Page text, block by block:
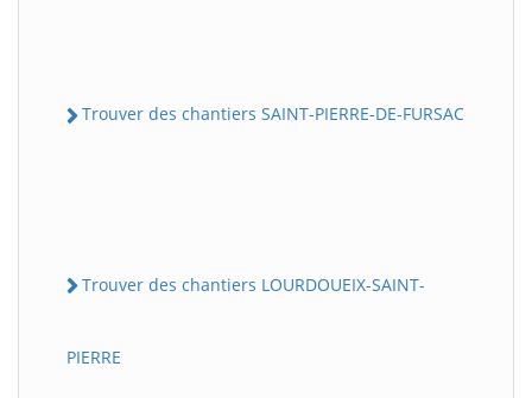
Trouver des chantiers SAINT-PIERRE-DE-FURSAC
Trouver des chantiers LOURDOUEIX-SAINT-
PIERRE